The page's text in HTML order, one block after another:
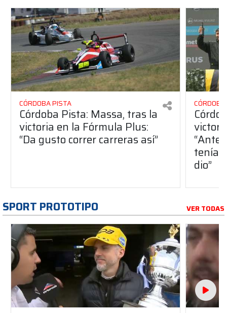
CÓRDOBA PISTA
Córdoba Pista: Massa, tras la
victoria en la Fórmula Plus:
“Da gusto correr carreras así”
dio”
SPORT PROTOTIPO VER TODAS